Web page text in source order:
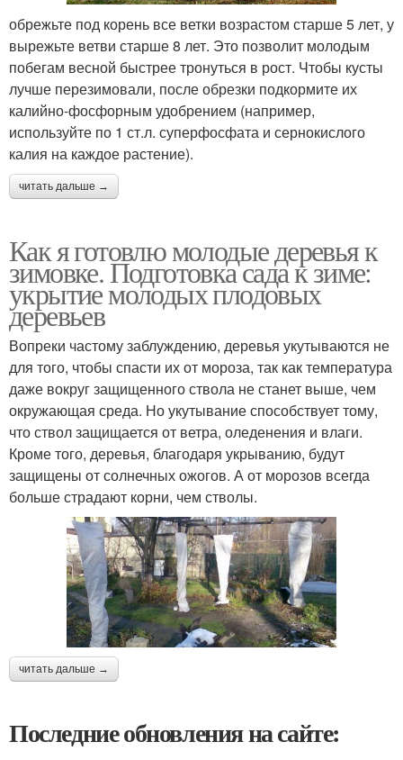
обрежьте под корень все ветки возрастом старше 5 лет, у
вырежьте ветви старше 8 лет. Это позволит молодым
побегам весной быстрее тронуться в рост. Чтобы кусты
лучше перезимовали, после обрезки подкормите их
калийно-фосфорным удобрением (например,
используйте по 1 ст.л. суперфосфата и сернокислого
калия на каждое растение).
читать дальше →
Как я готовлю молодые деревья к
зимовке. Подготовка сада к зиме:
укрытие молодых плодовых
деревьев
Вопреки частому заблуждению, деревья укутываются не
для того, чтобы спасти их от мороза, так как температура
даже вокруг защищенного ствола не станет выше, чем
окружающая среда. Но укутывание способствует тому,
что ствол защищается от ветра, оледенения и влаги.
Кроме того, деревья, благодаря укрыванию, будут
защищены от солнечных ожогов. А от морозов всегда
больше страдают корни, чем стволы.
читать дальше →
Последние обновления на сайте: